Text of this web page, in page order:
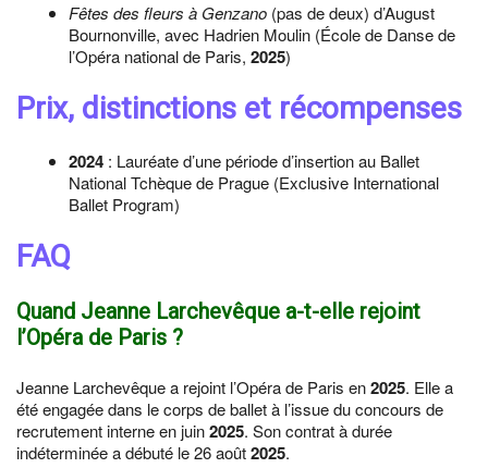
Fêtes des fleurs à Genzano (pas de deux) d’August
Bournonville, avec Hadrien Moulin (École de Danse de
l’Opéra national de Paris, 2025)
Prix, distinctions et récompenses
2024 : Lauréate d’une période d’insertion au Ballet
National Tchèque de Prague (Exclusive International
Ballet Program)
FAQ
Quand Jeanne Larchevêque a-t-elle rejoint
l’Opéra de Paris ?
Jeanne Larchevêque a rejoint l’Opéra de Paris en2025. Elle a
été engagée dans le corps de ballet à l’issue du concours de
recrutement interne en juin2025. Son contrat à durée
indéterminée a débuté le 26 août2025.